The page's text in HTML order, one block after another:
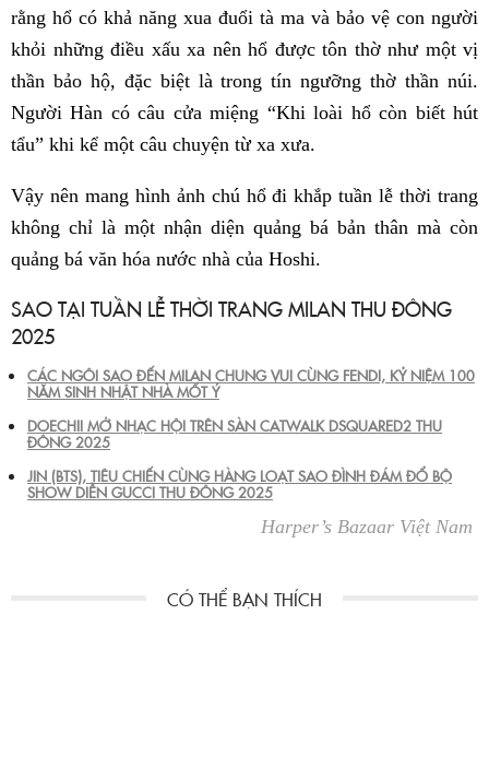
rằng hổ có khả năng xua đuổi tà ma và bảo vệ con người
khỏi những điều xấu xa nên hổ được tôn thờ như một vị
thần bảo hộ, đặc biệt là trong tín ngưỡng thờ thần núi.
Người Hàn có câu cửa miệng “Khi loài hổ còn biết hút
tẩu” khi kể một câu chuyện từ xa xưa.
Vậy nên mang hình ảnh chú hổ đi khắp tuần lễ thời trang
không chỉ là một nhận diện quảng bá bản thân mà còn
quảng bá văn hóa nước nhà của Hoshi.
SAO TẠI TUẦN LỄ THỜI TRANG MILAN THU ĐÔNG
2025
CÁC NGÔI SAO ĐẾN MILAN CHUNG VUI CÙNG FENDI, KỶ NIỆM 100
NĂM SINH NHẬT NHÀ MỐT Ý
DOECHII MỞ NHẠC HỘI TRÊN SÀN CATWALK DSQUARED2 THU
ĐÔNG 2025
JIN (BTS), TIÊU CHIẾN CÙNG HÀNG LOẠT SAO ĐÌNH ĐÁM ĐỔ BỘ
SHOW DIỄN GUCCI THU ĐÔNG 2025
Harper’s Bazaar Việt Nam